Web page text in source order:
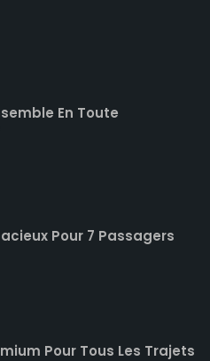
En Toute
Pour 7 Passagers
Pour Tous Les Trajets